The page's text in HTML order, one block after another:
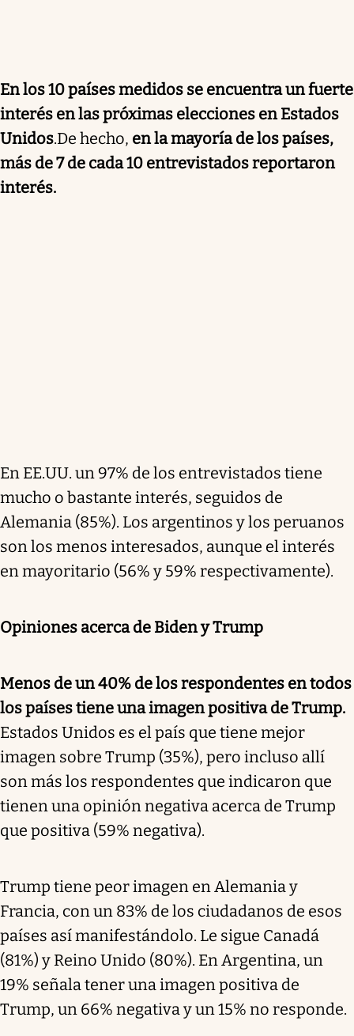
En los 10 países medidos se encuentra un fuerte
interés en las próximas elecciones en Estados
Unidos.De hecho, en la mayoría de los países,
más de 7 de cada 10 entrevistados reportaron
interés.
En EE.UU. un 97% de los entrevistados tiene
mucho o bastante interés, seguidos de
Alemania (85%). Los argentinos y los peruanos
son los menos interesados, aunque el interés
en mayoritario (56% y 59% respectivamente).
Opiniones acerca de Biden y Trump
Menos de un 40% de los respondentes en todos
los países tiene una imagen positiva de Trump.
Estados Unidos es el país que tiene mejor
imagen sobre Trump (35%), pero incluso allí
son más los respondentes que indicaron que
tienen una opinión negativa acerca de Trump
que positiva (59% negativa).
Trump tiene peor imagen en Alemania y
Francia, con un 83% de los ciudadanos de esos
países así manifestándolo. Le sigue Canadá
(81%) y Reino Unido (80%). En Argentina, un
19% señala tener una imagen positiva de
Trump, un 66% negativa y un 15% no responde.